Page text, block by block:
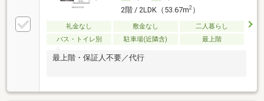
2階 / 2LDK（53.67m2）
礼金なし 敷金なし
二人暮らし
バス・トイレ別
駐車場(近隣含) 最上階
最上階・保証人不要／代行